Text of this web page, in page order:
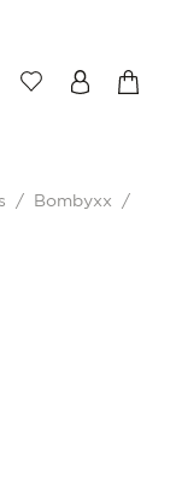
/ Bombyxx
/